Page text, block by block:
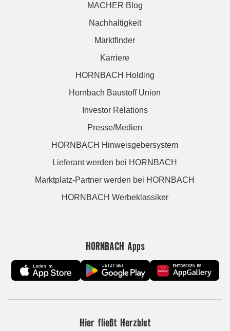
MACHER Blog
Nachhaltigkeit
Marktfinder
Karriere
HORNBACH Holding
Hornbach Baustoff Union
Investor Relations
Presse/Medien
HORNBACH Hinweisgebersystem
Lieferant werden bei HORNBACH
Marktplatz-Partner werden bei HORNBACH
HORNBACH Werbeklassiker
HORNBACH Apps
Hier fließt Herzblut